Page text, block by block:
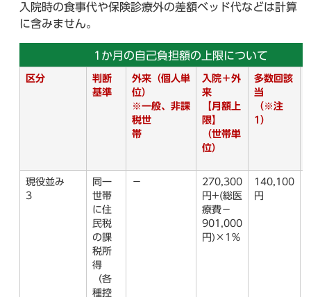
入院時の食事代や保険診療外の差額ベッド代などは計算
に含みません。
1か月の自己負担額の上限について
区分
判断
基準
外来（個人単
位）
※一般、非課
税世
帯
入院＋外
来
【月額上
限】
（世帯単
位）
多数回該
当
（※注
1）
現役並み
3
同一
世帯
に住
民税
の課
税所
得
（各
種控
－
270,300
円+(総医
療費－
901,000
円)×1％
140,100
円